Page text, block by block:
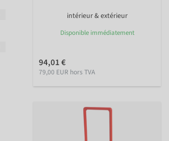
intérieur & extérieur
Disponible immédiatement
94,01 €
79,00 EUR hors TVA